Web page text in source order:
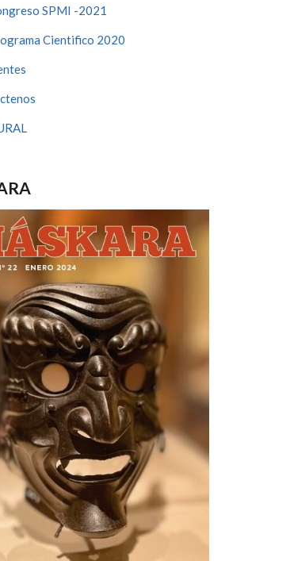
SPMI -2021
Cientifico 2020